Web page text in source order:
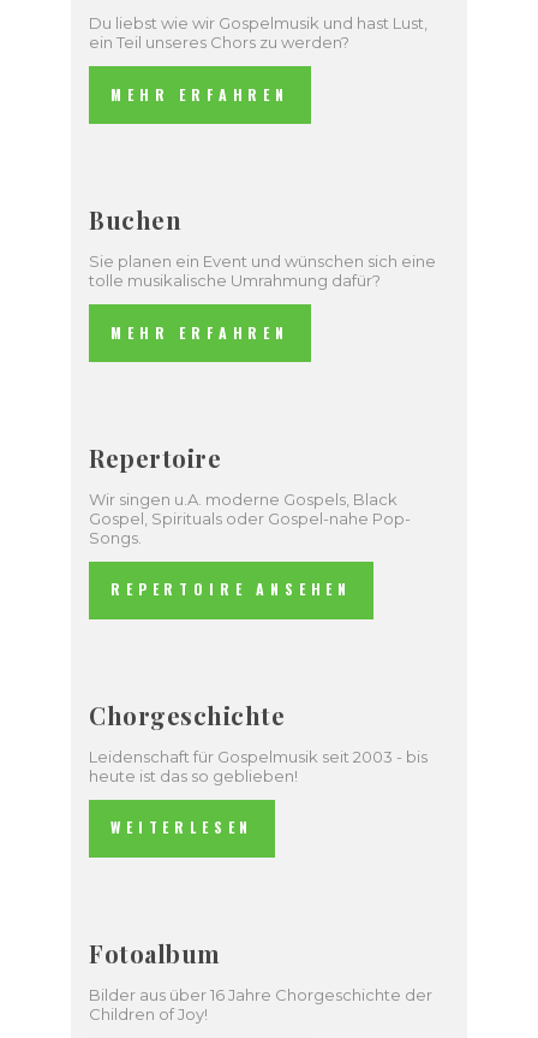
Du liebst wie wir Gospelmusik und hast Lust,
ein Teil unseres Chors zu werden?
MEHR ERFAHREN
Buchen
Sie planen ein Event und wünschen sich eine
tolle musikalische Umrahmung dafür?
MEHR ERFAHREN
Repertoire
Wir singen u.A. moderne Gospels, Black
Gospel, Spirituals oder Gospel-nahe Pop-
Songs.
REPERTOIRE ANSEHEN
Chorgeschichte
Leidenschaft für Gospelmusik seit 2003 - bis
heute ist das so geblieben!
WEITERLESEN
Fotoalbum
Bilder aus über 16 Jahre Chorgeschichte der
Children of Joy!